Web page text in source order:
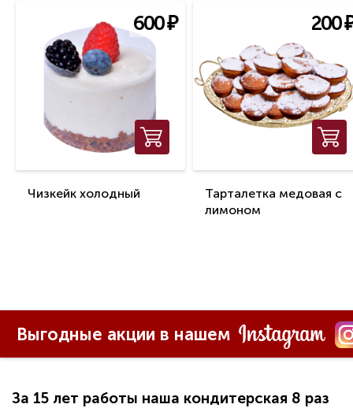
600₽
Чизкейк холодный
200
Тарталетка медовая с
лимоном
Выгодные акции в нашем
За 15 лет работы наша кондитерская 8 раз